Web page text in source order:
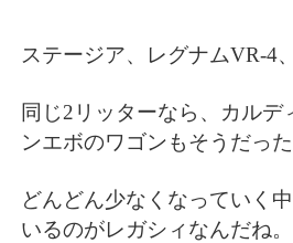
ステージア、レグナムVR-4、
同じ2リッターなら、カルデ
ンエボのワゴンもそうだった
どんどん少なくなっていく
いるのがレガシィなんだね。